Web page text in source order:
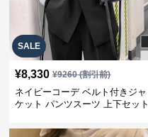
SALE
¥8,330 ¥9260(割引前)
ネイビーコーデ ベルト付きジャ
ケット パンツスーツ 上下セット